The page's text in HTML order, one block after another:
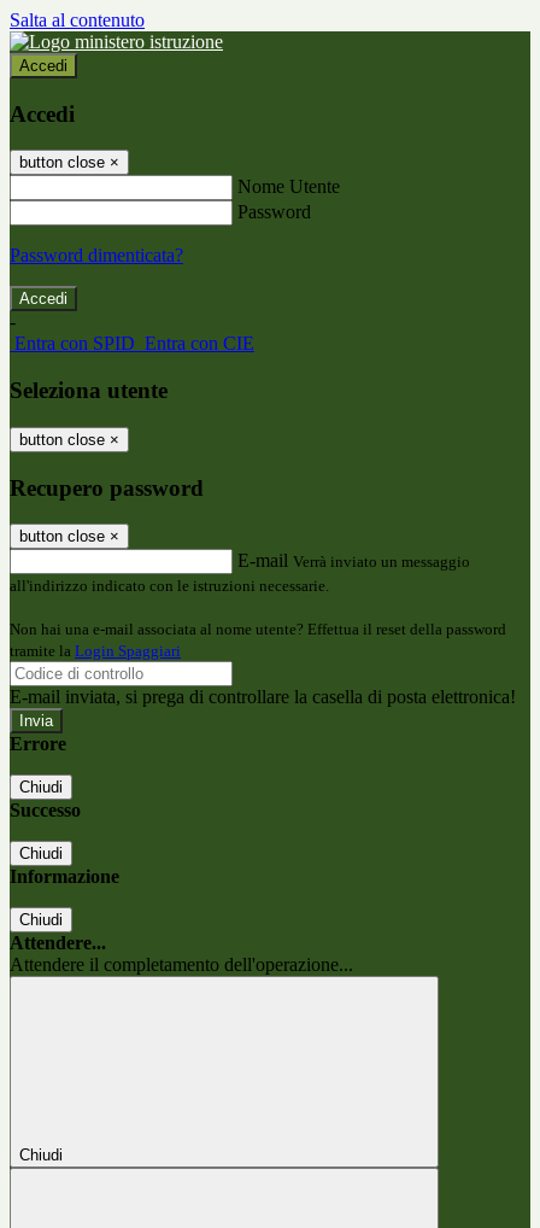
Salta al contenuto
Accedi
Accedi
button close ×
Nome Utente
Password
Password dimenticata?
-
Entra con SPID Entra con CIE
Seleziona utente
button close ×
Recupero password
button close ×
E-mail Verrà inviato un messaggio
all'indirizzo indicato con le istruzioni necessarie.
Non hai una e-mail associata al nome utente? Effettua il reset della password
tramite la Login Spaggiari
E-mail inviata, si prega di controllare la casella di posta elettronica!
Errore
Chiudi
Successo
Chiudi
Informazione
Chiudi
Attendere...
Attendere il completamento dell'operazione...
Chiudi